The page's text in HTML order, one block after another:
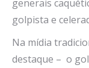
generais
golpista e
Na mídia
destaque – o